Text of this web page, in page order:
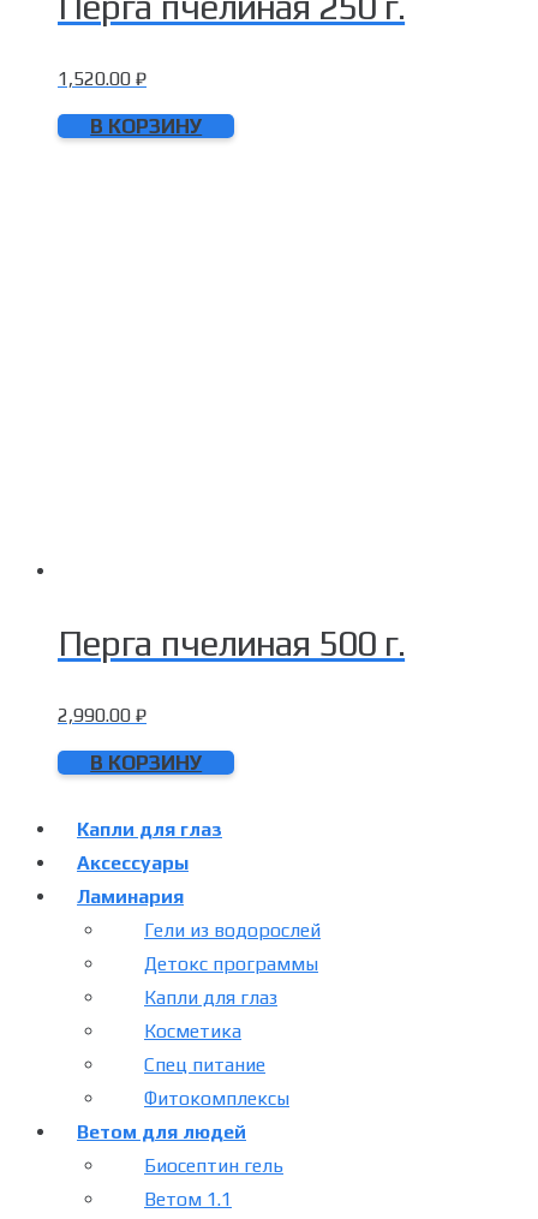
1,520.00 ₽
В КОРЗИНУ
Перга пчелиная 500 г.
2,990.00 ₽
В КОРЗИНУ
Капли для глаз
Аксессуары
Ламинария
Гели из водорослей
Детокс программы
Капли для глаз
Косметика
Спец питание
Фитокомплексы
Ветом для людей
Биосептин гель
Ветом 1.1